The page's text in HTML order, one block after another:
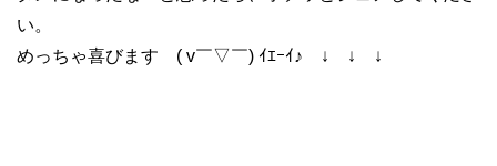
い。
めっちゃ喜びます ( v￣▽￣) ｲｴｰｲ♪ ↓ ↓ ↓